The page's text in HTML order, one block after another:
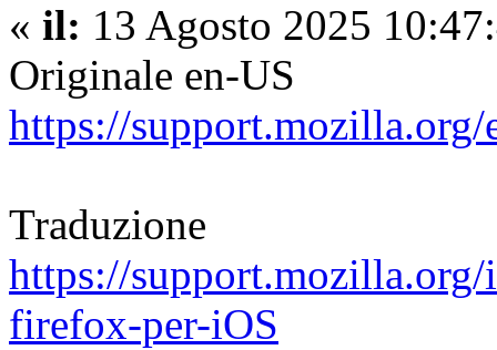
« il: 13 Agosto 2025
Originale en-US
https://
Traduzione
https://
firefox-per-iOS